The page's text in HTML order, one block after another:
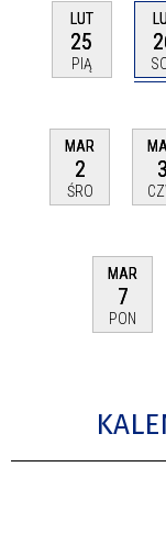
LUT
25
PIĄ
MAR
2
ŚRO
3
MAR
7
PON